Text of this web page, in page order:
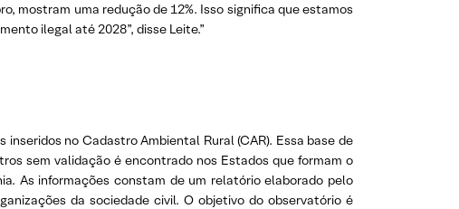
mostram uma redução de 12%. Isso significa que estamos
ilegal até 2028”, disse Leite.”
no Cadastro Ambiental Rural (CAR). Essa base de
sem validação é encontrado nos Estados que formam o
As informações constam de um relatório elaborado pelo
da sociedade civil. O objetivo do observatório é